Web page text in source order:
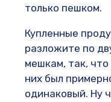
только пешком.
Купленные
разложите по
мешкам, так, что
них был
одинаковый. Ну